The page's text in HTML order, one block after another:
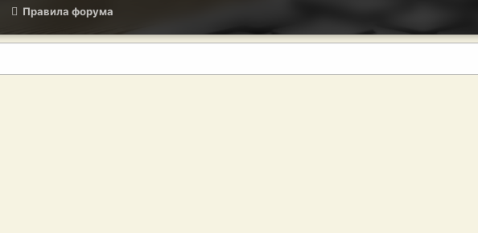
Правила форума